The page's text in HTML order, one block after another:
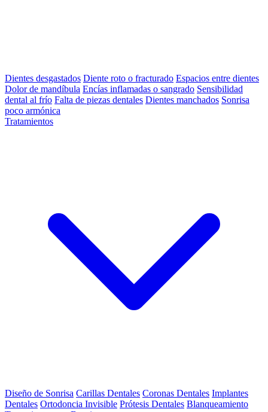
Dientes desgastados Diente roto o fracturado Espacios entre dientes
Dolor de mandíbula Encías inflamadas o sangrado Sensibilidad
dental al frío Falta de piezas dentales Dientes manchados Sonrisa
poco armónica
Tratamientos
Diseño de Sonrisa Carillas Dentales Coronas Dentales Implantes
Dentales Ortodoncia Invisible Prótesis Dentales Blanqueamiento